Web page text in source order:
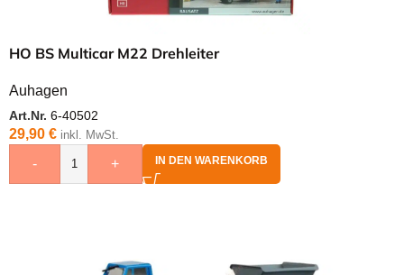
HO BS Multicar M22 Drehleiter
Auhagen
Art.Nr. 6-40502
29,90 € inkl. MwSt.
- + IN DEN WARENKORB